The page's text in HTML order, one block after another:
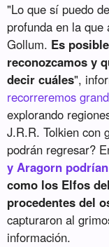
"Lo que sí puedo
profunda en la que
Gollum. Es
reconozcamos y
decir cuáles",
recorreremos
explorando
J.R.R. Tolkien con
podrán regresar?
y Aragorn
como los Elfos
procedentes del
capturaron al
información.